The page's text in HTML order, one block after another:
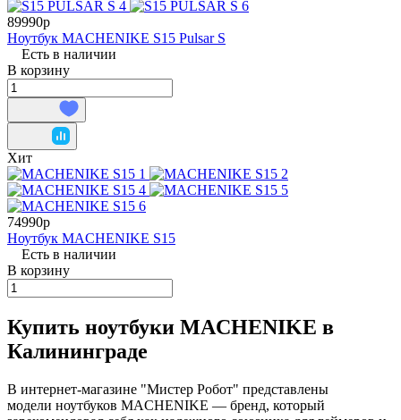
89990р
Ноутбук MACHENIKE S15 Pulsar S
Есть в наличии
В корзину
Хит
74990р
Ноутбук MACHENIKE S15
Есть в наличии
В корзину
Купить ноутбуки MACHENIKE в
Калининграде
В интернет-магазине "Мистер Робот" представлены
модели ноутбуков MACHENIKE — бренд, который